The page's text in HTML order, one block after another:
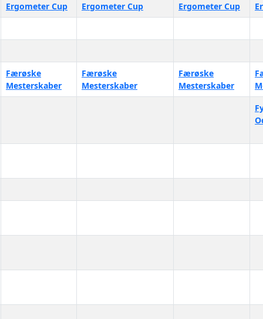
Ergometer Cup Ergometer Cup Ergometer Cup
Færøske
Mesterskaber
Færøske
Mesterskaber
Færøske
Mesterskaber